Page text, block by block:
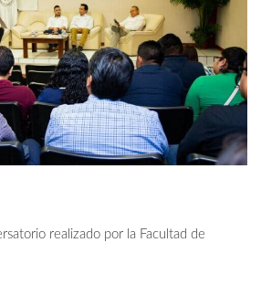
realizado por la Facultad de